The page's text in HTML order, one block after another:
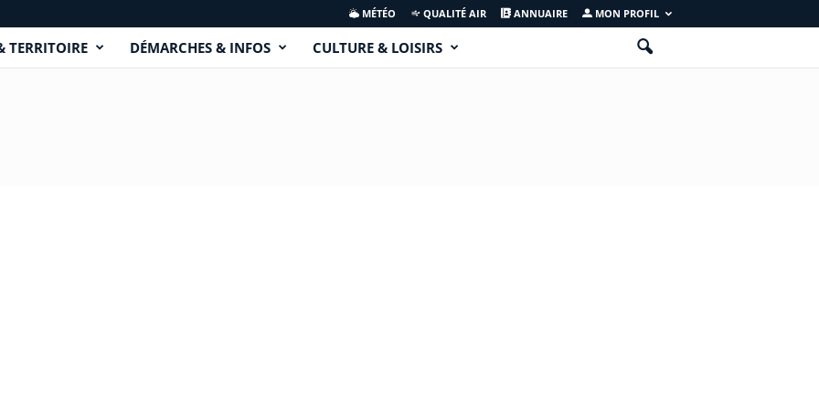
MÉTÉO QUALITÉ AIR ANNUAIRE MON PROFIL
TERRITOIRE DÉMARCHES & INFOS CULTURE & LOISIRS